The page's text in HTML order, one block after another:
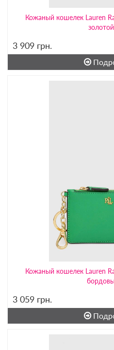
Кожаный кошелек Lauren
3 909 грн.
Кожаный кошелек Lauren
3 059 грн.